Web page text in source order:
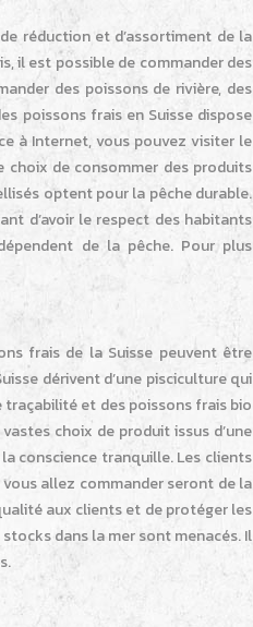
réduction et d’assortiment de la
il est possible de commander des
des poissons de rivière, des
poissons frais en Suisse dispose
à Internet, vous pouvez visiter le
choix de consommer des produits
optent pour la pêche durable.
d’avoir le respect des habitants
de la pêche. Pour plus
frais de la Suisse peuvent être
dérivent d’une pisciculture qui
traçabilité et des poissons frais bio
choix de produit issus d’une
conscience tranquille. Les clients
allez commander seront de la
aux clients et de protéger les
dans la mer sont menacés. Il